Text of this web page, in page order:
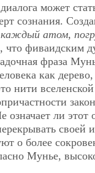
может
сознания.
каждый атом,
что фиваидским
фраза
как
нити
ли этот
о более
Мунье,